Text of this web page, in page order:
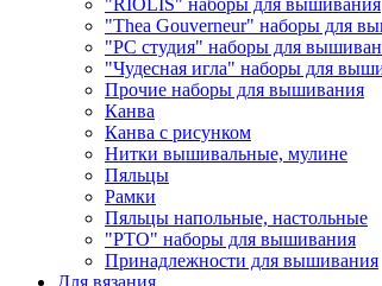
"Thea Gouverneur" наборы для
"РС студия" наборы для
"Чудесная игла" наборы для
Прочие наборы для вышивания
Канва
Канва с рисунком
Нитки вышивальные, мулине
Пяльцы
Рамки
Пяльцы напольные, настольные
"РТО" наборы для вышивания
Принадлежности для вышивания
Для вязания